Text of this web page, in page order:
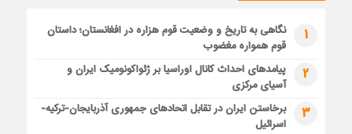
1
نگاهی به تاریخ و وضعیت قوم هزاره در افغانستان؛ داستان
قوم همواره مغضوب
2
پیامدهای احداث کانال اوراسیا بر ژئواکونومیک ایران و
آسیای مرکزی
3
برخاستن ایران در تقابل اتحادهای جمهوری آذربایجان-ترکیه-
اسرائیل